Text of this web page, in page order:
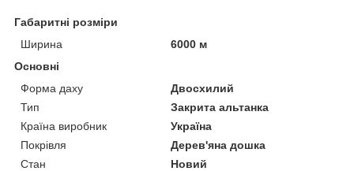
Габаритні розміри
Ширина
6000 м
Основні
Форма даху
Двосхилий
Тип
Закрита альтанка
Країна виробник
Україна
Покрівля
Дерев'яна дошка
Стан
Новий